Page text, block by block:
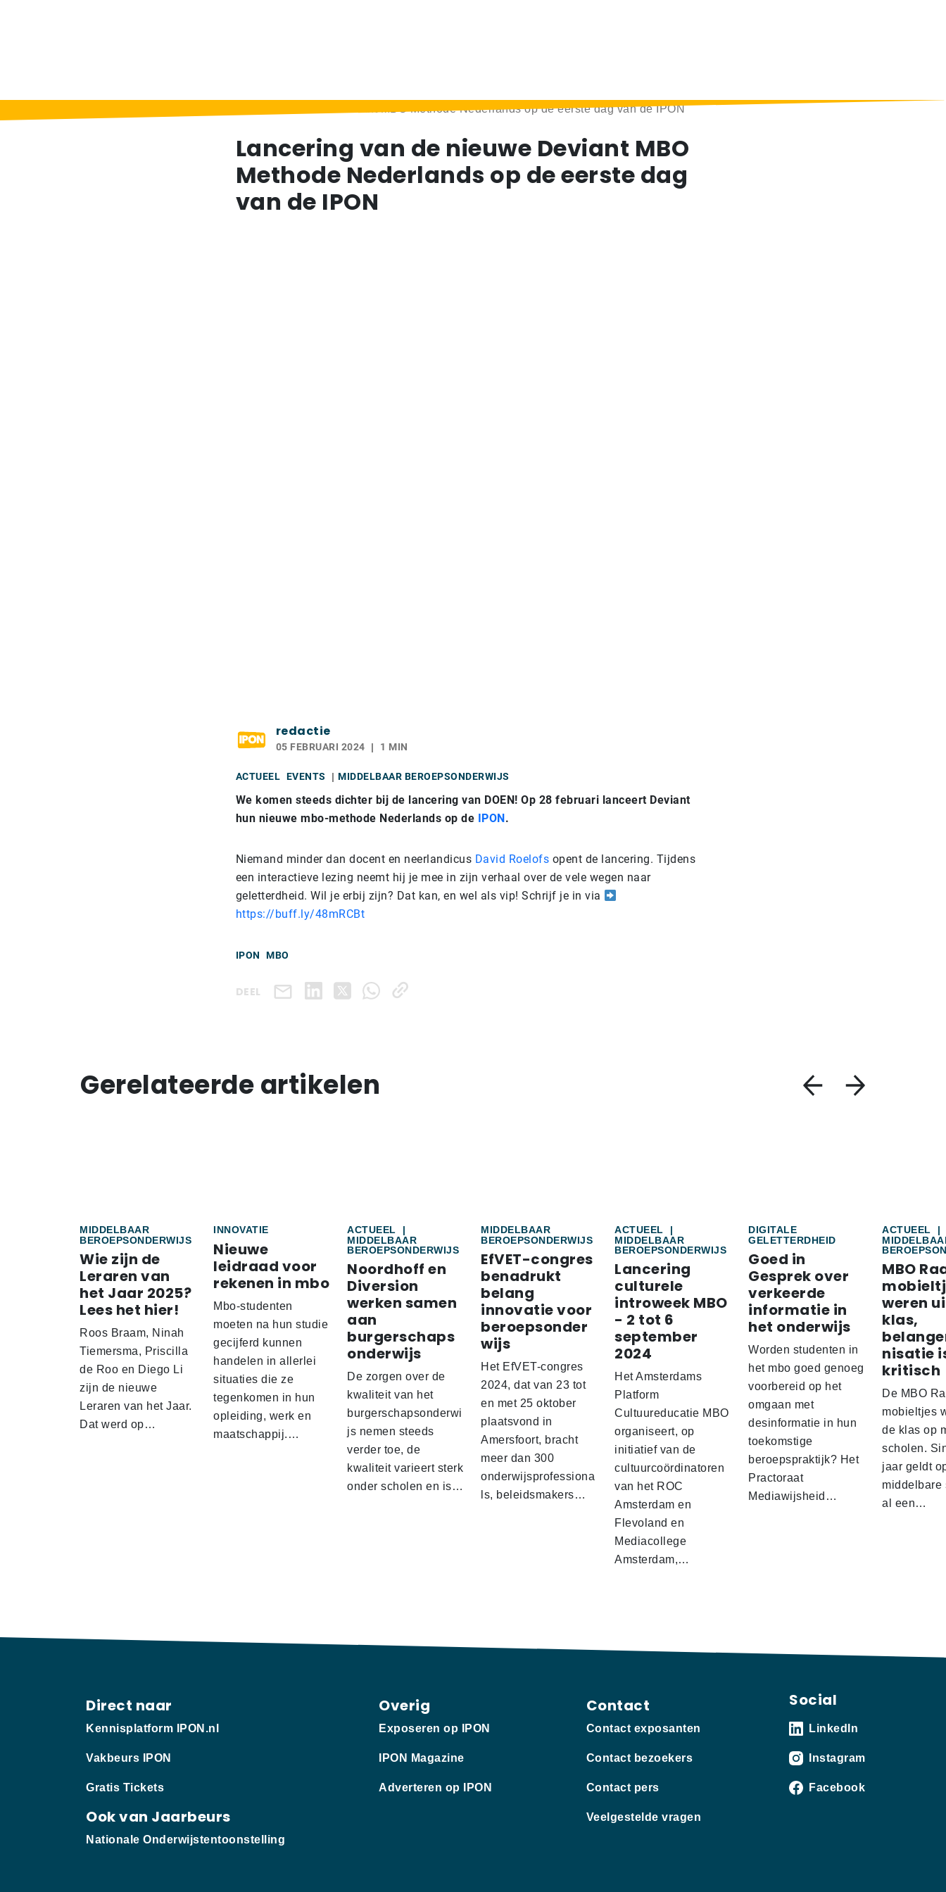
Lancering van de nieuwe Deviant MBO Methode Nederlands op de eerste dag van de IPON
Lancering van de nieuwe Deviant MBO
Methode Nederlands op de eerste dag
van de IPON
redactie
05 FEBRUARI 2024 1 MIN
ACTUEEL EVENTS MIDDELBAAR BEROEPSONDERWIJS
We komen steeds dichter bij de lancering van DOEN! Op 28 februari lanceert Deviant
hun nieuwe mbo-methode Nederlands op de IPON.
Niemand minder dan docent en neerlandicus David Roelofs opent de lancering. Tijdens
een interactieve lezing neemt hij je mee in zijn verhaal over de vele wegen naar
geletterdheid. Wil je erbij zijn? Dat kan, en wel als vip! Schrijf je in via
https://buff.ly/48mRCBt
IPON MBO
DEEL
Gerelateerde artikelen
MIDDELBAAR
BEROEPSONDERWIJS
Wie zijn de
Leraren van
het Jaar 2025?
Lees het hier!
Roos Braam, Ninah
Tiemersma, Priscilla
de Roo en Diego Li
zijn de nieuwe
Leraren van het Jaar.
Dat werd op…
INNOVATIE
Nieuwe
leidraad voor
rekenen in mbo
Mbo-studenten
moeten na hun studie
gecijferd kunnen
handelen in allerlei
situaties die ze
tegenkomen in hun
opleiding, werk en
maatschappij.…
ACTUEEL
|
MIDDELBAAR
BEROEPSONDERWIJS
Noordhoff en
Diversion
werken samen
aan
burgerschaps
onderwijs
De zorgen over de
kwaliteit van het
burgerschapsonderwi
js nemen steeds
verder toe, de
kwaliteit varieert sterk
onder scholen en is…
MIDDELBAAR
BEROEPSONDERWIJS
EfVET-congres
benadrukt
belang
innovatie voor
beroepsonder
wijs
Het EfVET-congres
2024, dat van 23 tot
en met 25 oktober
plaatsvond in
Amersfoort, bracht
meer dan 300
onderwijsprofessiona
ls, beleidsmakers…
ACTUEEL
|
MIDDELBAAR
BEROEPSONDERWIJS
Lancering
culturele
introweek MBO
- 2 tot 6
september
2024
Het Amsterdams
Platform
Cultuureducatie MBO
organiseert, op
initiatief van de
cultuurcoördinatoren
van het ROC
Amsterdam en
Flevoland en
Mediacollege
Amsterdam,…
DIGITALE
GELETTERDHEID
Goed in
Gesprek over
verkeerde
informatie in
het onderwijs
Worden studenten in
het mbo goed genoeg
voorbereid op het
omgaan met
desinformatie in hun
toekomstige
beroepspraktijk? Het
Practoraat
Mediawijsheid…
ACTUEEL
|
MBO
weren
klas,
nisatie
kritisch
De MBO
mobieltjes
de klas op
scholen.
jaar geldt
middelbare
al een…
Direct naar
Kennisplatform IPON.nl
Vakbeurs IPON
Gratis Tickets
Ook van Jaarbeurs
Nationale Onderwijstentoonstelling
Overig
Exposeren op IPON
IPON Magazine
Adverteren op IPON
Contact
Contact exposanten
Contact bezoekers
Contact pers
Veelgestelde vragen
Social
LinkedIn
Instagram
Facebook